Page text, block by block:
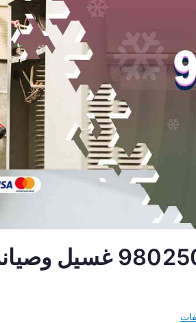
تصليح مكيفات صبحان